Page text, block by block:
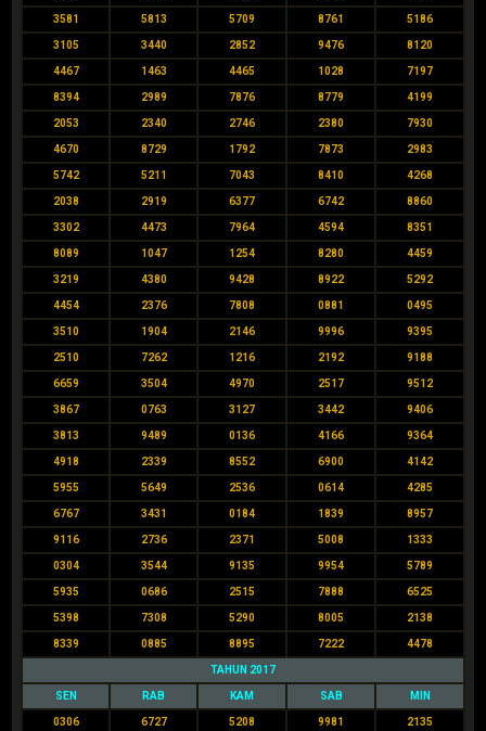
3581 5813 5709 8761 5186
3105 3440 2852 9476 8120
4467 1463 4465 1028 7197
8394 2989 7876 8779 4199
2053 2340 2746 2380 7930
4670 8729 1792 7873 2983
5742 5211 7043 8410 4268
2038 2919 6377 6742 8860
3302 4473 7964 4594 8351
8089 1047 1254 8280 4459
3219 4380 9428 8922 5292
4454 2376 7808 0881 0495
3510 1904 2146 9996 9395
2510 7262 1216 2192 9188
6659 3504 4970 2517 9512
3867 0763 3127 3442 9406
3813 9489 0136 4166 9364
4918 2339 8552 6900 4142
5955 5649 2536 0614 4285
6767 3431 0184 1839 8957
9116 2736 2371 5008 1333
0304 3544 9135 9954 5789
5935 0686 2515 7888 6525
5398 7308 5290 8005 2138
8339 0885 8895 7222 4478
TAHUN 2017
SEN RAB KAM SAB MIN
0306 6727 5208 9981 2135